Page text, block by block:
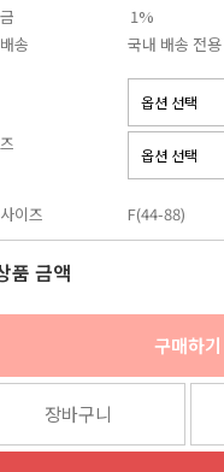
1%
송
국내 배송 전용
이즈 F(44-88)
품 금액
구매하기
장바구니